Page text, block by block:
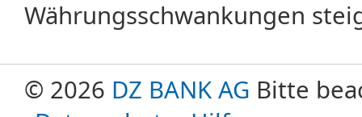
Währungsschwankungen
© 2026 DZ BANK AG Bitte